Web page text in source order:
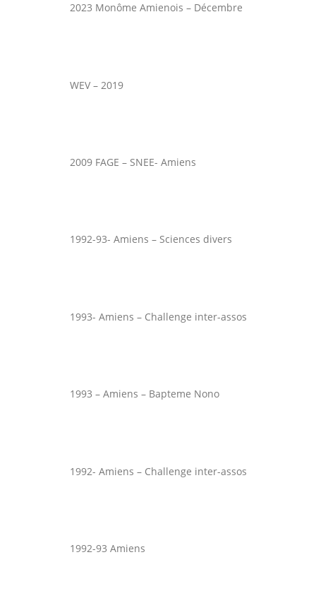
2023 Monôme Amienois – Décembre
WEV – 2019
2009 FAGE – SNEE- Amiens
1992-93- Amiens – Sciences divers
1993- Amiens – Challenge inter-assos
1993 – Amiens – Bapteme Nono
1992- Amiens – Challenge inter-assos
1992-93 Amiens